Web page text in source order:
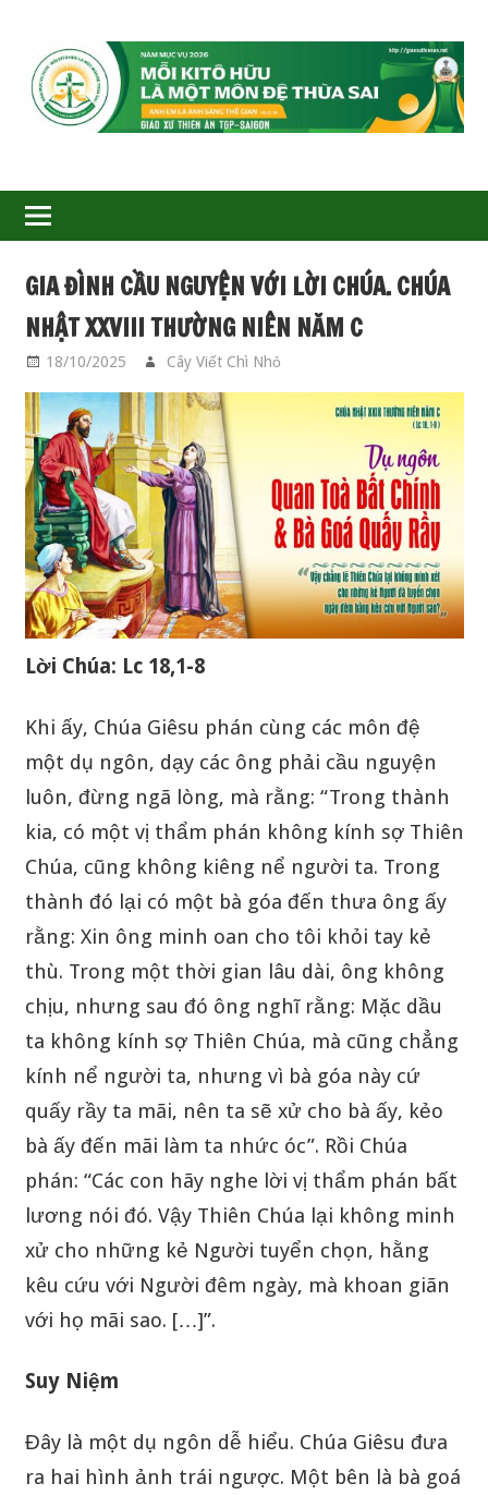
GIÁO
XỨ
THIÊN
ÂN-
TGP
SAIGON
GIA ĐÌNH CẦU NGUYỆN VỚI LỜI CHÚA. CHÚA
NHẬT XXVIII THƯỜNG NIÊN NĂM C
18/10/2025 Cây Viết Chì Nhỏ
Lời Chúa: Lc 18,1-8
Khi ấy, Chúa Giêsu phán cùng các môn đệ
một dụ ngôn, dạy các ông phải cầu nguyện
luôn, đừng ngã lòng, mà rằng: “Trong thành
kia, có một vị thẩm phán không kính sợ Thiên
Chúa, cũng không kiêng nể người ta. Trong
thành đó lại có một bà góa đến thưa ông ấy
rằng: Xin ông minh oan cho tôi khỏi tay kẻ
thù. Trong một thời gian lâu dài, ông không
chịu, nhưng sau đó ông nghĩ rằng: Mặc dầu
ta không kính sợ Thiên Chúa, mà cũng chẳng
kính nể người ta, nhưng vì bà góa này cứ
quấy rầy ta mãi, nên ta sẽ xử cho bà ấy, kẻo
bà ấy đến mãi làm ta nhức óc”. Rồi Chúa
phán: “Các con hãy nghe lời vị thẩm phán bất
lương nói đó. Vậy Thiên Chúa lại không minh
xử cho những kẻ Người tuyển chọn, hằng
kêu cứu với Người đêm ngày, mà khoan giãn
với họ mãi sao. […]”.
Suy Niệm
Đây là một dụ ngôn dễ hiểu. Chúa Giêsu đưa
ra hai hình ảnh trái ngược. Một bên là bà goá